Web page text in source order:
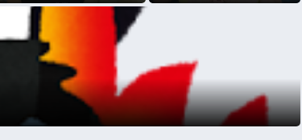
すぎる 千葉県（※画像あ